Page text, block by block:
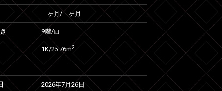
---ヶ月 /---ヶ月
9階/西
1K/25.76m2
---
2026年7月26日